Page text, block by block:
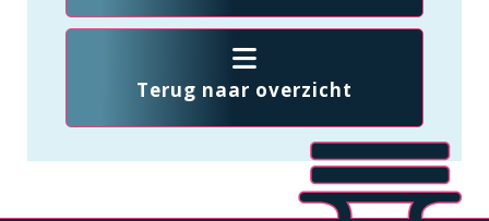
Terug naar overzicht